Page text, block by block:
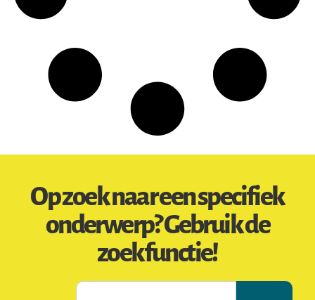
Op zoek naar een specifiek
onderwerp? Gebruik de
zoekfunctie!